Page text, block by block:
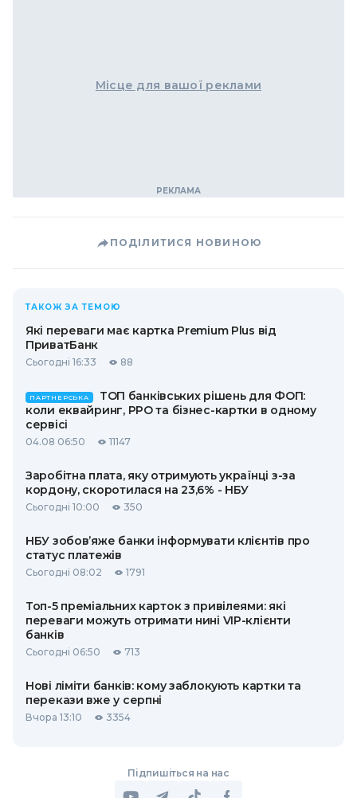
Місце для вашої реклами
ПОДІЛИТИСЯ НОВИНОЮ
ТАКОЖ ЗА ТЕМОЮ
Які переваги має картка Premium Plus від
ПриватБанк
Сьогодні 16:33 88
ПАРТНЕРСЬКА
ТОП банківських рішень для ФОП:
коли еквайринг, РРО та бізнес-картки в одному
сервісі
04.08 06:50 11147
Заробітна плата, яку отримують українці з-за
кордону, скоротилася на 23,6% - НБУ
Сьогодні 10:00 350
НБУ зобов’яже банки інформувати клієнтів про
статус платежів
Сьогодні 08:02 1791
Топ-5 преміальних карток з привілеями: які
переваги можуть отримати нині VIP-клієнти
банків
Сьогодні 06:50 713
Нові ліміти банків: кому заблокують картки та
перекази вже у серпні
Вчора 13:10 3354
Підпишіться на нас